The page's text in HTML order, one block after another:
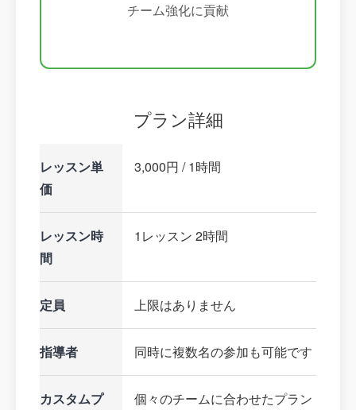
チーム強化に貢献
プラン詳細
レッスン単
価
3,000円 / 1時間
レッスン時
間
1レッスン 2時間
定員 上限はありません
指導者 同時に複数名の参加も可能です
カスタムプ
個々のチームに合わせたプラン